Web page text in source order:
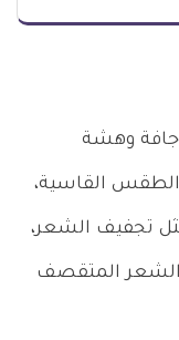
وهشة
القاسية،
تجفيف الشعر،
الشعر المتقصف